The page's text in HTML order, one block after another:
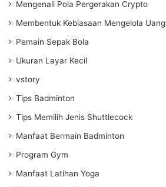
Mengenali Pola Pergerakan Crypto
Membentuk Kebiasaan Mengelola Uang
Pemain Sepak Bola
Ukuran Layar Kecil
vstory
Tips Badminton
Tips Memilih Jenis Shuttlecock
Manfaat Bermain Badminton
Program Gym
Manfaat Latihan Yoga